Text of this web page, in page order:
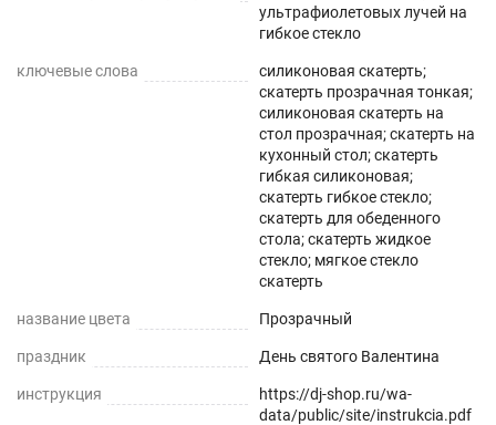
можно использовать поверх белой или цветной
пролитых напитков, так как материал является
влагоотталкивающим. С помощью мягкого
стекла Вы всегда будете видеть все свои
заметки, если будете использовать его в
качестве коврика на своем рабочем, или
компьютерном столе в офисе. Это не только
красивое защитное покрытие, но и защита
детской мебели от повреждений и пятен краски,
где дети ,занимаясь творчеством, могут
рисовать или делать записи маркерами (не
влажной тканью.
ультрафиолетовых лучей на
гибкое стекло
ключевые слова
силиконовая скатерть;
скатерть прозрачная тонкая;
силиконовая скатерть на
стол прозрачная; скатерть на
кухонный стол; скатерть
гибкая силиконовая;
скатерть гибкое стекло;
скатерть для обеденного
стола; скатерть жидкое
стекло; мягкое стекло
скатерть
название цвета Прозрачный
праздник День святого Валентина
инструкция
https://dj-shop.ru/wa-
data/public/site/instrukcia.pdf